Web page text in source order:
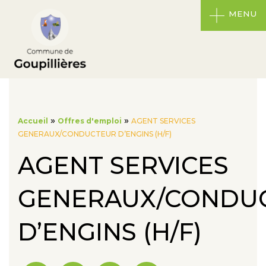
MENU
Accueil » Offres d'emploi » AGENT SERVICES
GENERAUX/CONDUCTEUR D’ENGINS (H/F)
AGENT SERVICES
GENERAUX/
D’ENGINS (H/F)